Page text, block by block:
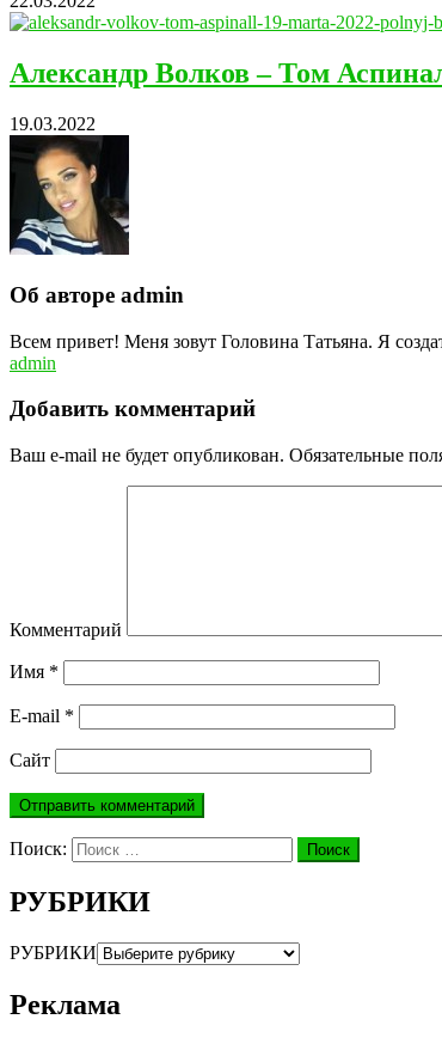
Александр Волков – Том
19.03.2022
Об авторе admin
Всем привет! Меня зовут Головина Татьяна. Я
admin
Добавить комментарий
Ваш e-mail не будет опубликован. Обязательные
Комментарий
Имя *
E-mail *
Сайт
Поиск: Поиск
РУБРИКИ
РУБРИКИ
Реклама